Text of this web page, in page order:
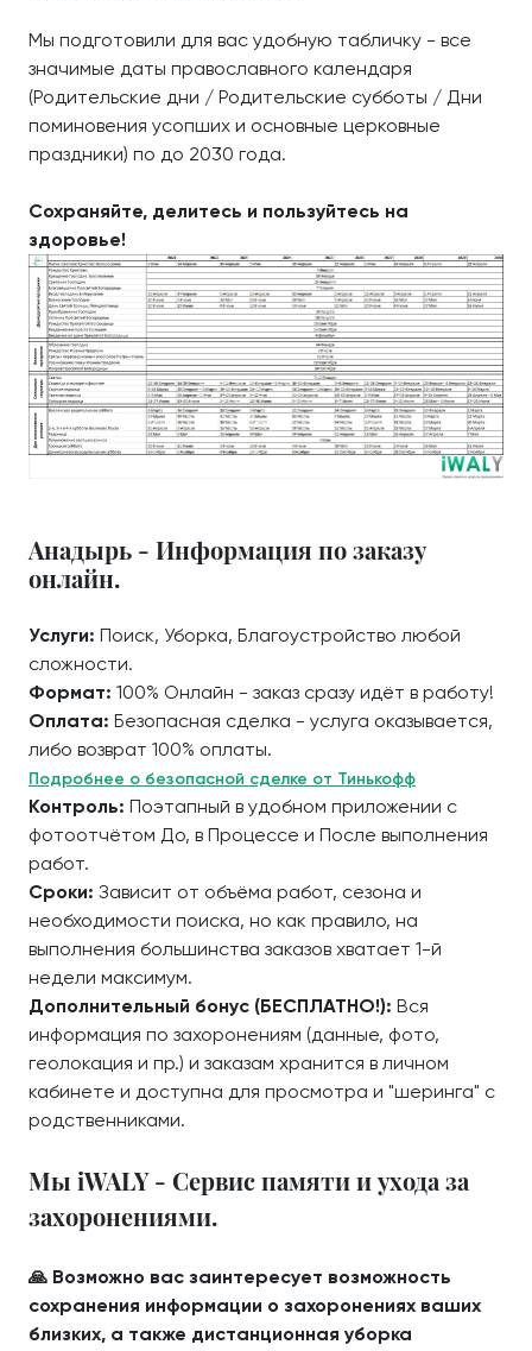
Мы подготовили для вас удобную табличку - все
значимые даты православного календаря
(Родительские дни / Родительские субботы / Дни
поминовения усопших и основные церковные
праздники) по до 2030 года.
Сохраняйте, делитесь и пользуйтесь на
здоровье!
Анадырь - Информация по заказу
онлайн.
Услуги: Поиск, Уборка, Благоустройство любой
сложности.
Формат: 100% Онлайн - заказ сразу идёт в работу!
Оплата: Безопасная сделка - услуга оказывается,
либо возврат 100% оплаты.
Подробнее о безопасной сделке от Тинькофф
Контроль: Поэтапный в удобном приложении с
фотоотчётом До, в Процессе и После выполнения
работ.
Сроки: Зависит от объёма работ, сезона и
необходимости поиска, но как правило, на
выполнения большинства заказов хватает 1-й
недели максимум.
Дополнительный бонус (БЕСПЛАТНО!): Вся
информация по захоронениям (данные, фото,
геолокация и пр.) и заказам хранится в личном
кабинете и доступна для просмотра и "шеринга" с
родственниками.
Мы iWALY - Сервис памяти и ухода за
захоронениями.
🙏 Возможно вас заинтересует возможность
сохранения информации о захоронениях ваших
близких, а также дистанционная уборка